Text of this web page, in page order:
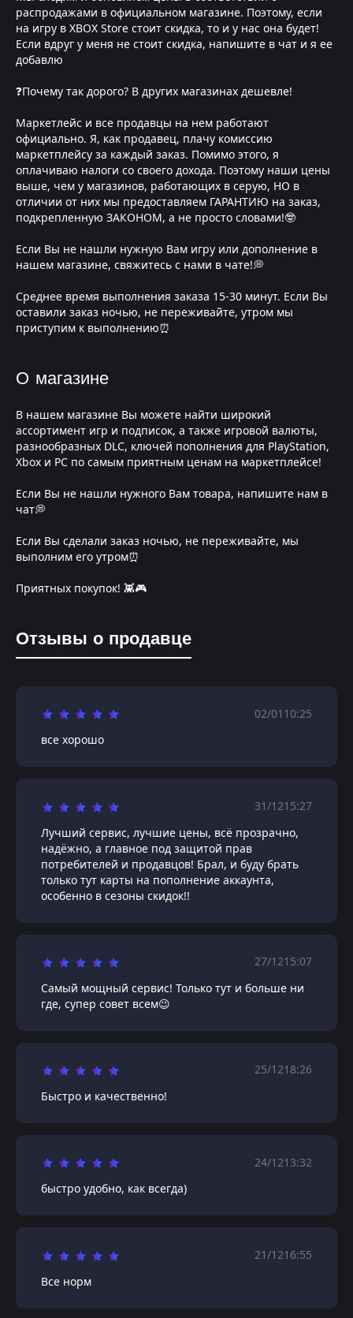
распродажами в официальном магазине. Поэтому, если
на игру в XBOX Store стоит скидка, то и у нас она будет!
Если вдруг у меня не стоит скидка, напишите в чат и я ее
добавлю
❓Почему так дорого? В других магазинах дешевле!
Маркетлейс и все продавцы на нем работают
официально. Я, как продавец, плачу комиссию
маркетплейсу за каждый заказ. Помимо этого, я
оплачиваю налоги со своего дохода. Поэтому наши цены
выше, чем у магазинов, работающих в серую, НО в
отличии от них мы предоставляем ГАРАНТИЮ на заказ,
подкрепленную ЗАКОНОМ, а не просто словами!🤓
Если Вы не нашли нужную Вам игру или дополнение в
нашем магазине, свяжитесь с нами в чате!💭
Среднее время выполнения заказа 15-30 минут. Если Вы
оставили заказ ночью, не переживайте, утром мы
приступим к выполнению⏰
О магазине
В нашем магазине Вы можете найти широкий
ассортимент игр и подписок, а также игровой валюты,
разнообразных DLC, ключей пополнения для PlayStation,
Xbox и PC по самым приятным ценам на маркетплейсе!
Если Вы не нашли нужного Вам товара, напишите нам в
чат💭
Если Вы сделали заказ ночью, не переживайте, мы
выполним его утром⏰
Приятных покупок! 👾🎮
Отзывы о продавце
02/01 10:25
все хорошо
31/1215:27
Лучший сервис, лучшие цены, всё прозрачно,
надёжно, а главное под защитой прав
потребителей и продавцов! Брал, и буду брать
только тут карты на пополнение аккаунта,
особенно в сезоны скидок!!
27/1215:07
Самый мощный сервис! Только тут и больше ни
где, супер совет всем😉
25/1218:26
Быстро и качественно!
24/1213:32
быстро удобно, как всегда)
21/1216:55
Все норм